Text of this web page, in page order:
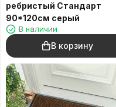
ребристый Стандарт
90*120см серый
В наличии
В корзину